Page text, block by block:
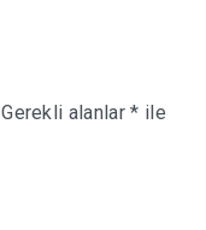
Gerekli alanlar* ile